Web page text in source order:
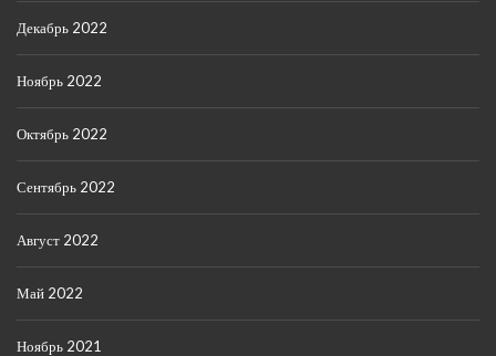
Декабрь 2022
Ноябрь 2022
Октябрь 2022
Сентябрь 2022
Август 2022
Май 2022
Ноябрь 2021